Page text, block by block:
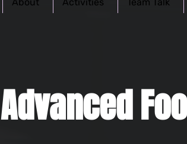
Advanced